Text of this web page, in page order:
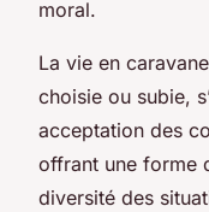
moral.
La vie en
choisie ou subie,
acceptation des
offrant une forme
diversité des